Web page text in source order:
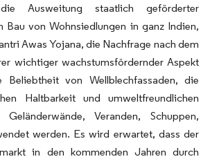
Ausweitung staatlich geförderter
Bau von Wohnsiedlungen in ganz Indien,
Awas Yojana, die Nachfrage nach dem
wichtiger wachstumsfördernder Aspekt
von Wellblechfassaden, die
Haltbarkeit und umweltfreundlichen
Veranden, Schuppen,
werden. Es wird erwartet, dass der
in den kommenden Jahren durch